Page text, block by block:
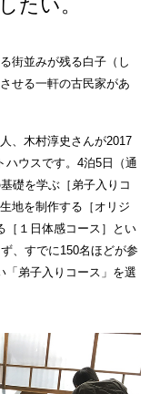
たい。
街並みが残る白子（し
せる一軒の古民家があ
、木村淳史さんが2017
ハウスです。4泊5日（通
礎を学ぶ［弟子入りコ
地を制作する［オリジ
［１日体感コース］とい
、すでに150名ほどが参
「弟子入りコース」を選